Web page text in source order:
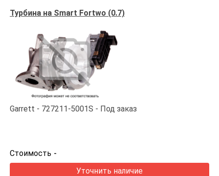
Турбина на Smart Fortwo (0.7)
Garrett 727211-5001S Под заказ
Стоимость -
Уточнить наличие